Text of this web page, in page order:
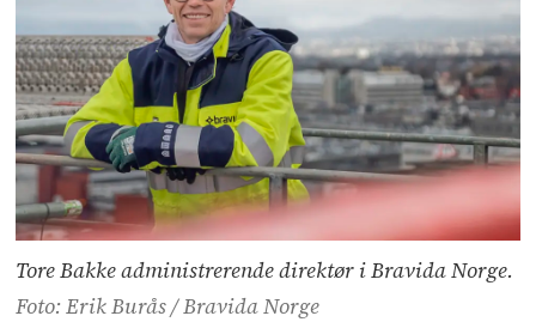
Tore Bakke administrerende direktør i Bravida Norge.
Foto: Erik Burås / Bravida Norge